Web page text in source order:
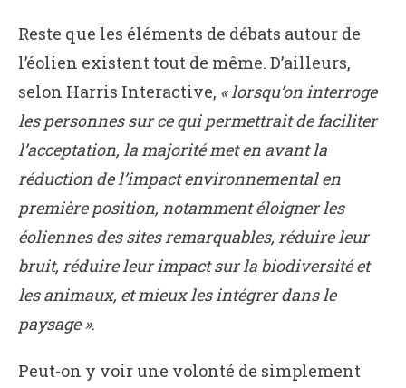
Reste que les éléments de débats autour de
l’éolien existent tout de même. D’ailleurs,
selon Harris Interactive, « lorsqu’on interroge
les personnes sur ce qui permettrait de faciliter
l’acceptation, la majorité met en avant la
réduction de l’impact environnemental en
première position, notamment éloigner les
éoliennes des sites remarquables, réduire leur
bruit, réduire leur impact sur la biodiversité et
les animaux, et mieux les intégrer dans le
paysage ».
Peut-on y voir une volonté de simplement